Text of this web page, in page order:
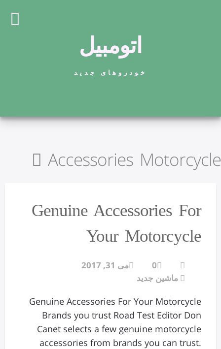
اتومبیل
خودروهای جدید
Accessories Motorcycle
Genuine Accessories For
Your Motorcycle
0
می 31, 2017
ماشین جدید
Genuine Accessories For Your Motorcycle
Brands you trust Road Test Editor Don
Canet selects a few genuine motorcycle
accessories from brands you can trust.